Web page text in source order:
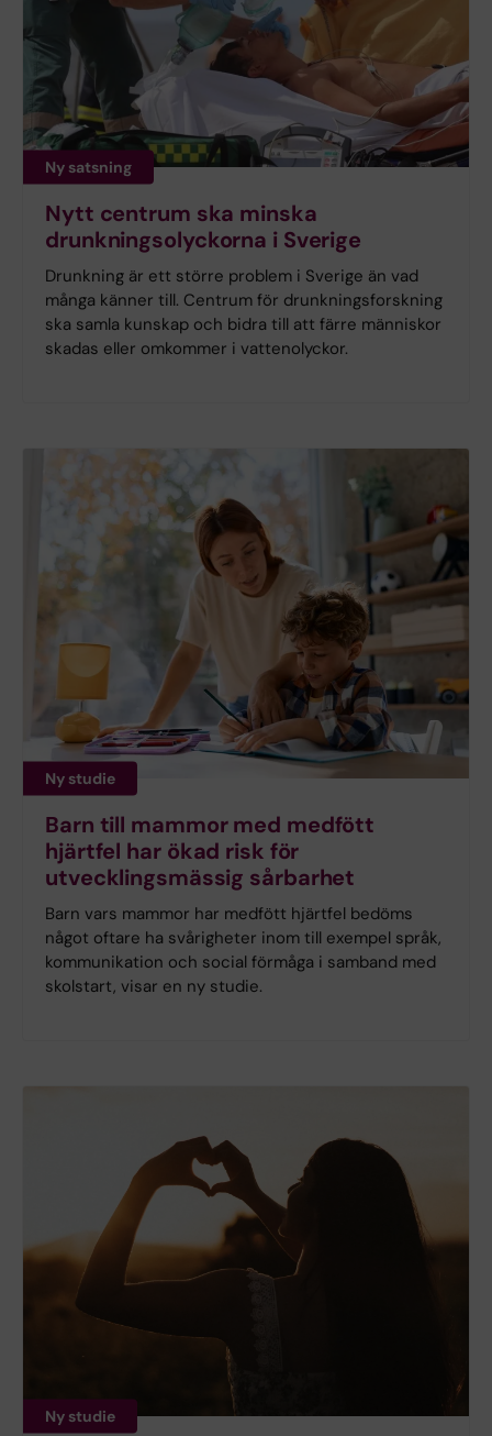
Ny satsning
Nytt centrum ska minska
drunkningsolyckorna i Sverige
Drunkning är ett större problem i Sverige än vad
många känner till. Centrum för drunkningsforskning
ska samla kunskap och bidra till att färre människor
skadas eller omkommer i vattenolyckor.
Ny studie
Barn till mammor med medfött
hjärtfel har ökad risk för
utvecklingsmässig sårbarhet
Barn vars mammor har medfött hjärtfel bedöms
något oftare ha svårigheter inom till exempel språk,
kommunikation och social förmåga i samband med
skolstart, visar en ny studie.
Ny studie